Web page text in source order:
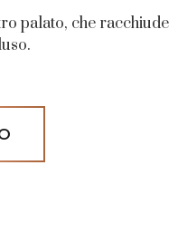
palato, che racchiude